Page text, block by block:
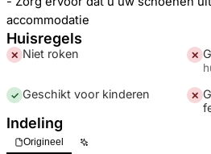
accommodatie
Huisregels
✕ Niet roken ✕
✓ Geschikt voor kinderen ✕
Indeling
Origineel